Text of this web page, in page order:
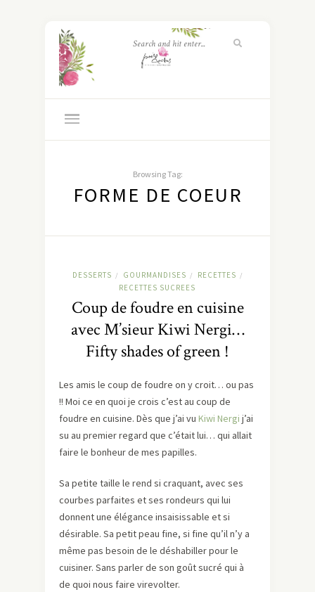
Browsing Tag:
FORME DE COEUR
DESSERTS / GOURMANDISES / RECETTES /
RECETTES SUCREES
Coup de foudre en cuisine
avec M’sieur Kiwi Nergi…
Fifty shades of green !
Les amis le coup de foudre on y croit… ou pas
!! Moi ce en quoi je crois c’est au coup de
foudre en cuisine. Dès que j’ai vu Kiwi Nergi j’ai
su au premier regard que c’était lui… qui allait
faire le bonheur de mes papilles.
Sa petite taille le rend si craquant, avec ses
courbes parfaites et ses rondeurs qui lui
donnent une élégance insaisissable et si
désirable. Sa petit peau fine, si fine qu’il n’y a
même pas besoin de le déshabiller pour le
cuisiner. Sans parler de son goût sucré qui à
de quoi nous faire virevolter.